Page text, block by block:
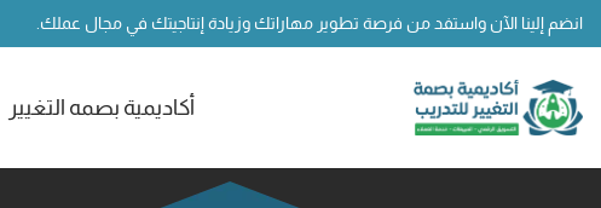
انضم إلينا الآن واستفد من فرصة تطوير مهاراتك وزيادة إنتاجيتك في مجال عملك.
أكاديمية بصمه التغيير